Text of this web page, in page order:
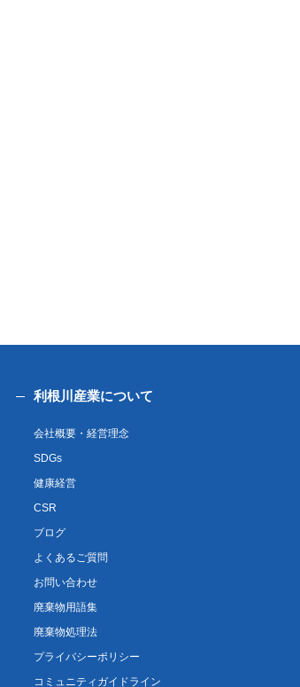
利根川産業について
会社概要・経営理念
SDGs
健康経営
CSR
ブログ
よくあるご質問
お問い合わせ
廃棄物用語集
廃棄物処理法
プライバシーポリシー
コミュニティガイドライン